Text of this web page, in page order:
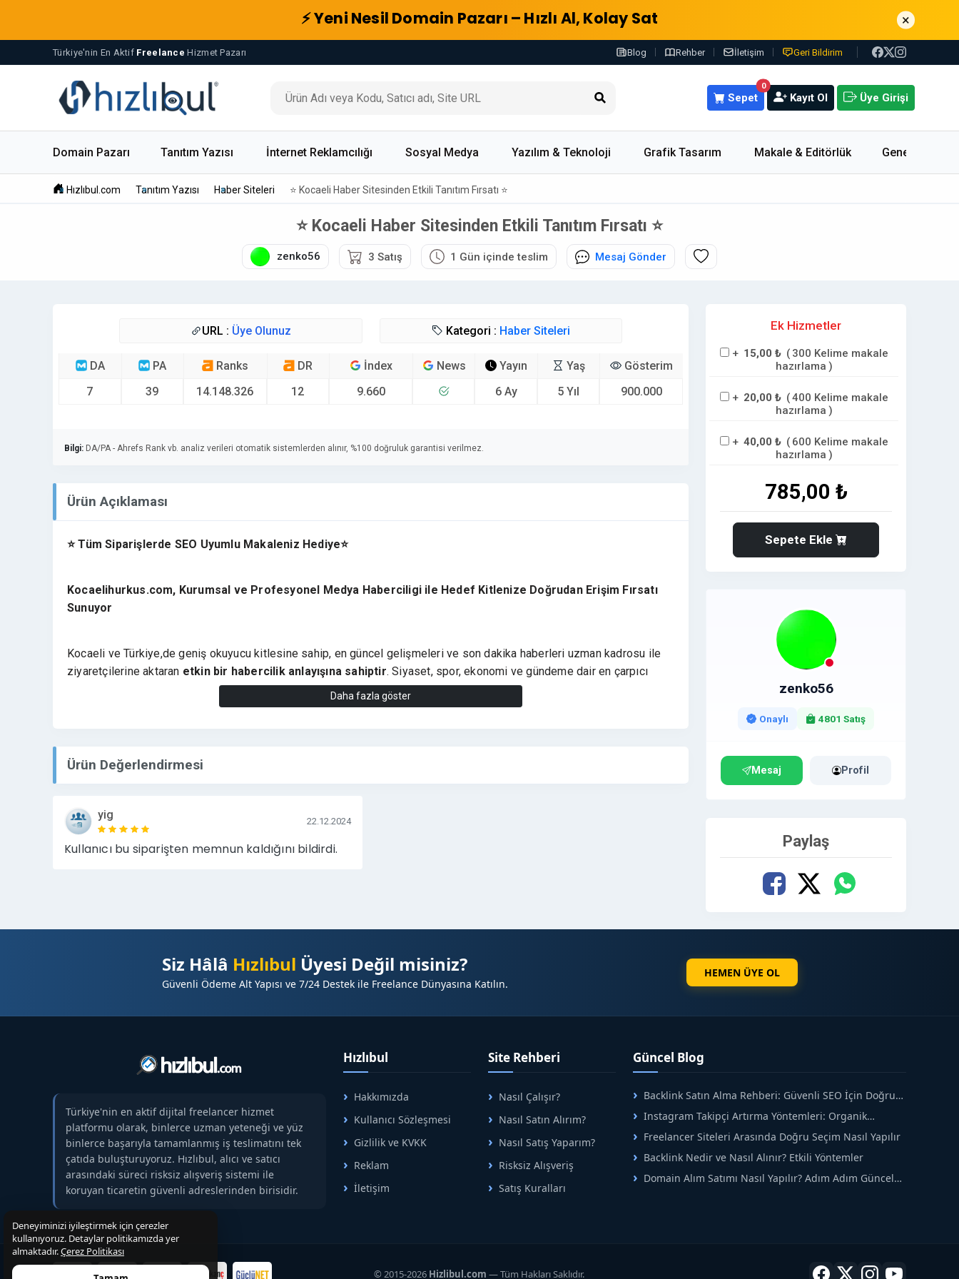
⚡ Yeni Nesil Domain Pazarı – Hızlı Al, Kolay Sat ×
Türkiye'nin En Aktif Freelance Hizmet Pazarı Blog Rehber İletişim Geri Bildirim
0
Sepet Kayıt Ol Üye Girişi
Domain Pazarı Tanıtım Yazısı İnternet Reklamcılığı Sosyal Medya Yazılım & Teknoloji Grafik Tasarım Makale & Editörlük Genel
Hızlıbul.com Tanıtım Yazısı Haber Siteleri ⭐ Kocaeli Haber Sitesinden Etkili Tanıtım Fırsatı ⭐
⭐ Kocaeli Haber Sitesinden Etkili Tanıtım Fırsatı ⭐
zenko56 3 Satış 1 Gün içinde teslim Mesaj Gönder
URL : Üye Olunuz Kategori : Haber Siteleri
DA
7
PA
39
Ranks
14.148.326
DR
12
İndex
9.660
News
Yayın
6 Ay
Yaş
5 Yıl
Gösterim
900.000
Bilgi: DA/PA - Ahrefs Rank vb. analiz verileri otomatik sistemlerden alınır, %100 doğruluk garantisi verilmez.
Ürün Açıklaması
⭐ Tüm Siparişlerde SEO Uyumlu Makaleniz Hediye⭐
Kocaelihurkus.com, Kurumsal ve Profesyonel Medya Haberciligi ile Hedef Kitlenize Doğrudan Erişim Fırsatı
Sunuyor
Kocaeli ve Türkiye,de geniş okuyucu kitlesine sahip, en güncel gelişmeleri ve son dakika haberleri uzman kadrosu ile
ziyaretçilerine aktaran etkin bir habercilik anlayışına sahiptir. Siyaset, spor, ekonomi ve gündeme dair en çarpıcı
haberleri ile bölgede ziyaretçi trafigi elde ederek, tanıtım yazılarınızda yüksek dijital görünürlük saglar ve etkili bir
çalışmasına katkıda bulunur.
iletişim sunar. backlink kazanımı ve hedef kitleyle doğrudan etkileşim fırsatı yaratarak markanız için pozitif bir imaj
➡️ Tanıtımlarınızda Marka Bilinirliğinizi Katmanlı Şekilde Artırmada Kocaelihurkus.com, un Güçlü Etkisi
Rekabet avantajı ve Rakipleriniz arasında güçlü duruş
☑️ Hedef kitle ile daha etkili ve sürdürülebilir bir iletişim
☑️ Hedef bazlı web aramalarında sitenizin güçlü pozisyonu önem kazanır
Bu Strateji Kimlerin İşine Yarar?
☑️İnternet üzerinden satış yapan pazaryerleri
☑️ Yerel Hizmet Sağlayıcıları
☑️ Okul, dersane, dernek, vakıf gibi kuruluşlar
☑️ Telekominikasyon ve elektronik bazlı işletmeler
☑️ Petshop, hayvan saglıgı, veterinerlik hizmeti veren işletmeler
☑️Markasını Google da büyütmek isteyen tüm işletmeler
⭐Bu Tanıtım Yazısı İle Kazanacaksınız ?
Daha fazla göster
Ürün Değerlendirmesi
yig 22.12.2024
Kullanıcı bu siparişten memnun kaldığını bildirdi.
Ek Hizmetler
+ 15,00 ₺ ( 300 Kelime makale
hazırlama )
+ 20,00 ₺ (400 Kelime makale
hazırlama )
+ 40,00 ₺ ( 600 Kelime makale
hazırlama )
785,00 ₺
Sepete Ekle
zenko56
Onaylı 4801 Satış
Mesaj Profil
Paylaş
Siz Hâlâ Hızlıbul Üyesi Değil misiniz?
Güvenli Ödeme Alt Yapısı ve 7/24 Destek ile Freelance Dünyasına Katılın.
HEMEN ÜYE OL
Türkiye'nin en aktif dijital freelancer hizmet
platformu olarak, binlerce uzman yeteneği ve yüz
binlerce başarıyla tamamlanmış iş teslimatını tek
çatıda buluşturuyoruz. Hızlıbul, alıcı ve satıcı
arasındaki süreci risksiz alışveriş sistemi ile
koruyan ticaretin güvenli adreslerinden birisidir.
Hızlıbul
Hakkımızda
Kullanıcı Sözleşmesi
Gizlilik ve KVKK
Reklam
İletişim
Site Rehberi
Nasıl Çalışır?
Nasıl Satın Alırım?
Nasıl Satış Yaparım?
Risksiz Alışveriş
Satış Kuralları
Güncel Blog
Backlink Satın Alma Rehberi: Güvenli SEO İçin Doğru
Instagram Takipçi Artırma Yöntemleri: Organik
Büyüme Rehberi
Freelancer Siteleri Arasında Doğru Seçim Nasıl Yapılır
Backlink Nedir ve Nasıl Alınır? Etkili Yöntemler
Domain Alım Satımı Nasıl Yapılır? Adım Adım Güncel
© 2015-2026 Hizlibul.com — Tüm Hakları Saklıdır.
Deneyiminizi iyileştirmek için çerezler
kullanıyoruz. Detaylar politikamızda yer
almaktadır.Çerez Politikası